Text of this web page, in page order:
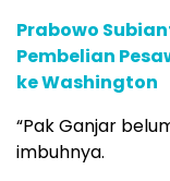
Prabowo
Pembelian
ke Washington
“Pak Ganjar
imbuhnya.